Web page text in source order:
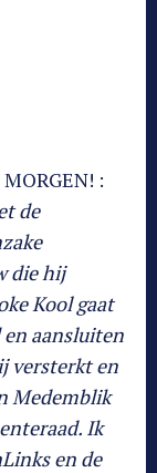
:
de
die hij
Kool gaat
aansluiten
versterkt en
Medemblik
Ik
en de